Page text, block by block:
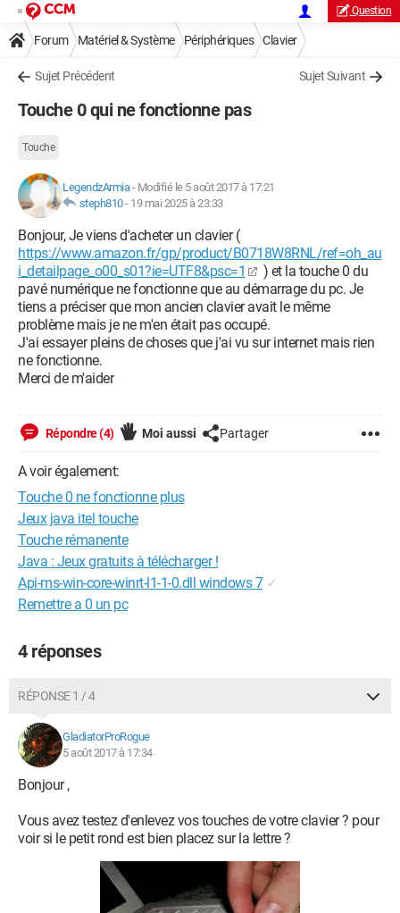
Question
Forum Matériel & Système Périphériques Clavier
Sujet Précédent Sujet Suivant
Touche 0 qui ne fonctionne pas
Touche
LegendzArmia- Modifié le 5 août 2017 à 17:21
steph810- 19 mai 2025 à 23:33
Bonjour, Je viens d'acheter un clavier (
https://www.amazon.fr/gp/product/B0718W8RNL/ref=oh_au
i_detailpage_o00_s01?ie=UTF8&psc=1
) et la touche 0 du
pavé numérique ne fonctionne que au démarrage du pc. Je
tiens a préciser que mon ancien clavier avait le même
problème mais je ne m'en était pas occupé.
J'ai essayer pleins de choses que j'ai vu sur internet mais rien
ne fonctionne.
Merci de m'aider
Répondre (4) Moi aussi Partager
A voir également:
Touche 0 ne fonctionne plus
Jeux java itel touche
Touche rémanente
Java : Jeux gratuits à télécharger !
Api-ms-win-core-winrt-l1-1-0.dll windows 7 ✓
Remettre a 0 un pc
4 réponses
RÉPONSE 1 / 4
GladiatorProRogue
5 août 2017 à 17:34
Bonjour ,
Vous avez testez d'enlevez vos touches de votre clavier ? pour
voir si le petit rond est bien placez sur la lettre ?